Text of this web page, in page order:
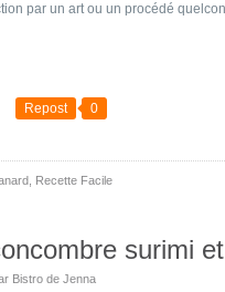
par un art ou un procédé
Repost 0
Recette Facile
surimi
Bistro de Jenna